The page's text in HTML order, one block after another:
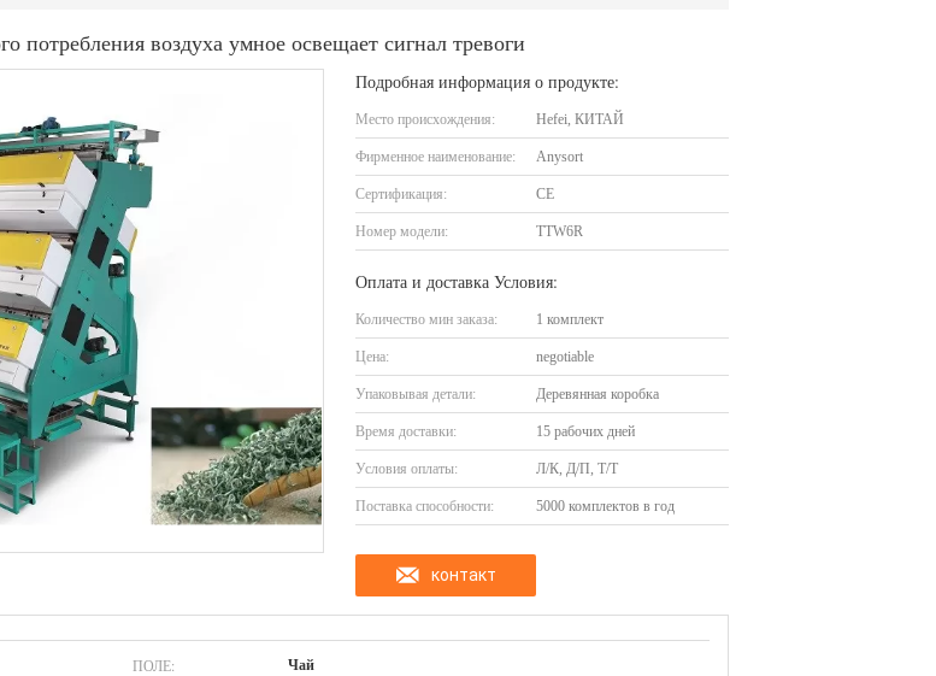
воздуха умное освещает сигнал тревоги
Подробная информация о продукте:
Место происхождения: Hefei, КИТАЙ
Фирменное наименование: Anysort
Сертификация: CE
Номер модели: TTW6R
Оплата и доставка Условия:
Количество мин заказа: 1 комплект
Цена: negotiable
Упаковывая детали: Деревянная коробка
Время доставки: 15 рабочих дней
Условия оплаты: Л/К, Д/П, Т/Т
Поставка способности: 5000 комплектов в год
контакт
ПОЛЕ: Чай